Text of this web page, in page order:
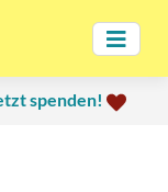
spenden!